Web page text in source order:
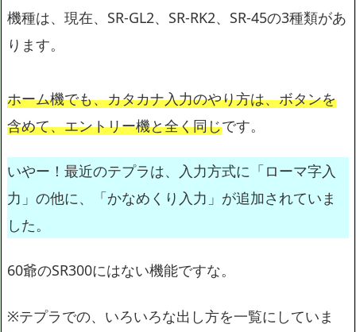
機種は、現在、SR-GL2、SR-RK2、SR-45の3種類があ
ります。
ホーム機でも、カタカナ入力のやり方は、ボタンを
含めて、エントリー機と全く同じです。
いやー！最近のテプラは、入力方式に「ローマ字入
力」の他に、「かなめくり入力」が追加されていま
した。
60爺のSR300にはない機能ですな。
※テプラでの、いろいろな出し方を一覧にしていま